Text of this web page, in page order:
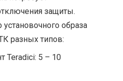
защиты.
образа
разных типов:
Teradici: 5 – 10